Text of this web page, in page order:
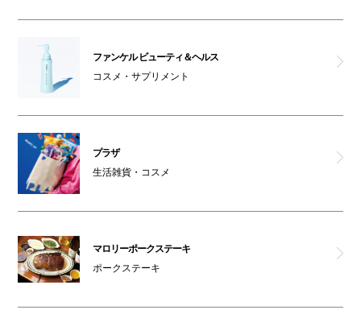
ファンケル ビューティ＆ヘルス
コスメ・サプリメント
プラザ
生活雑貨・コスメ
マロリーポークステーキ
ポークステーキ